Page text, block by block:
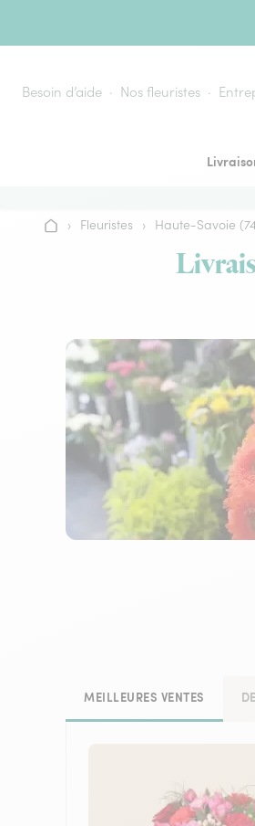
Besoin d’aide Nos fleuristes
Accueil
› Fleuristes › Haute-Savoie
MEILLEURES VENTES